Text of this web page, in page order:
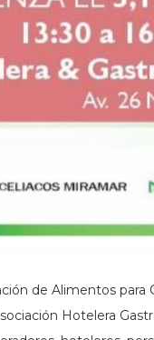
de Alimentos para
Hotelera